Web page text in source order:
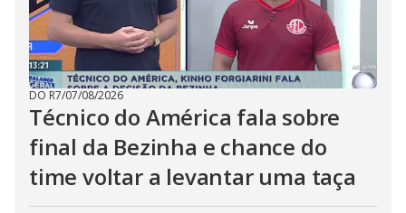
DO R7/07/08/2026
Técnico do América fala sobre
final da Bezinha e chance do
time voltar a levantar uma taça